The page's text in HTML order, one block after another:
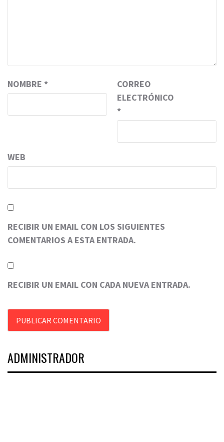
NOMBRE *
CORREO
ELECTRÓNICO
*
WEB
RECIBIR UN EMAIL CON LOS SIGUIENTES
COMENTARIOS A ESTA ENTRADA.
RECIBIR UN EMAIL CON CADA NUEVA ENTRADA.
ADMINISTRADOR